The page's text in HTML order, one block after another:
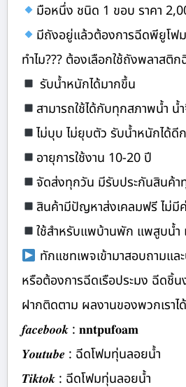
มือหนึ่ง ชนิด 1 ขอบ ราคา
มีถังอยู่แล้วต้องการฉีดพียูโฟ
ทำไม??? ต้องเลือกใช้ถังพลาสติ
รับน้ำหนักได้มากขึ้น
สามารถใช้ได้กับทุกสภาพน้ำ น้
ไม่บุบ ไม่ยุบตัว รับน้ำหนักได้ดี
อายุการใช้งาน 10-20 ปี
จัดส่งทุกวัน มีรับประกันสินค้า
สินค้ามีปัญหาส่งเคลมฟรี ไม่มีค่
ใช้สำหรับแพบ้านพัก แพสูบน้ำ
ทักแชทเพจเข้ามาสอบถามแ
หรือต้องการฉีดเรือประมง ฉีดชิ้
ฝากติดตาม ผลงานของพวกเราไ
𝒇𝒂𝒄𝒆𝒃𝒐𝒐𝒌 : 𝐧𝐧𝐭𝐩𝐮𝐟𝐨𝐚𝐦
𝒀𝒐𝒖𝒕𝒖𝒃𝒆 : ฉีดโฟมทุ่นลอยน้ำ
𝑻𝒊𝒌𝒕𝒐𝒌 : ฉีดโฟมทุ่นลอยน้ำ